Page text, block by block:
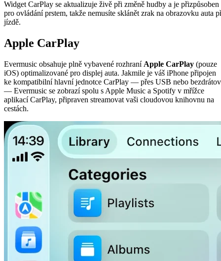
Widget CarPlay se aktualizuje živě při změně hudby a je přizpůsoben
pro ovládání prstem, takže nemusíte sklánět zrak na obrazovku auta
jízdě.
Apple CarPlay
Evermusic obsahuje plně vybavené rozhraní Apple CarPlay (pouze
iOS) optimalizované pro displej auta. Jakmile je váš iPhone připojen
ke kompatibilní hlavní jednotce CarPlay — přes USB nebo
— Evermusic se zobrazí spolu s Apple Music a Spotify v mřížce
aplikací CarPlay, připraven streamovat vaši cloudovou knihovnu na
cestách.